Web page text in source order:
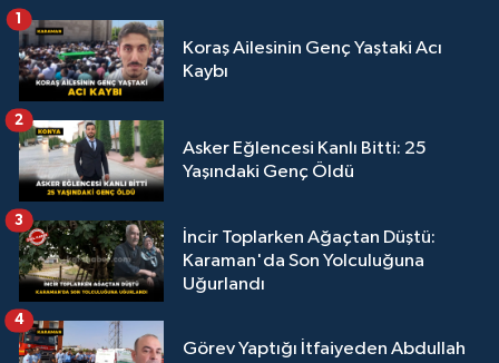
Koraş Ailesinin Genç Yaştaki Acı
Kaybı
1
Asker Eğlencesi Kanlı Bitti: 25
Yaşındaki Genç Öldü
2
İncir Toplarken Ağaçtan Düştü:
Karaman'da Son Yolculuğuna
Uğurlandı
3
Görev Yaptığı İtfaiyeden Abdullah
4